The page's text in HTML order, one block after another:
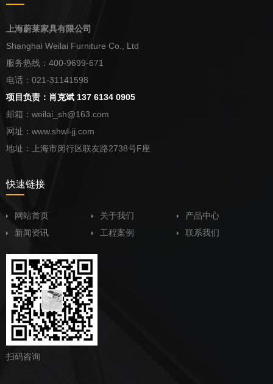
上海蔚莱家具有限公司
Shanghai Weilai Furniture Co., Ltd
服务热线：400-9699-671
电话：021-31141598
项目负责：肖克斌 137 6134 0905
邮箱：weilai_sh@163.com
网址：www.shwl-jj.com
地址：上海市闵行区联友路2738号F座
快速链接
网站首页 关于我们
产品中心
新闻资讯
工程案例 联系我们
扫码咨询